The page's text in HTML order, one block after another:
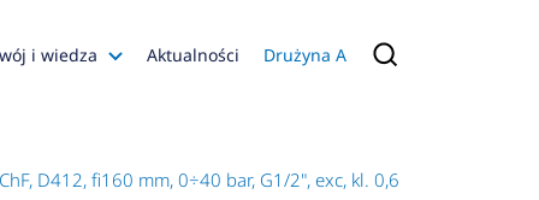
i wiedza
Konfiguratory
Aktualności Drużyna A
D412, fi160 mm, 0÷40 bar, G1/2", exc, kl. 0,6